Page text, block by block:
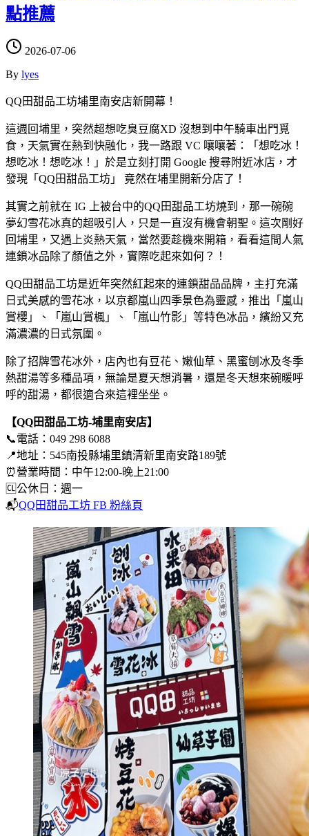
點推薦
2026-07-06
By lyes
QQ田甜品工坊埔里南安店新開幕！
這週回埔里，突然超想吃臭豆腐XD 沒想到中午騎車出門覓
食，天氣實在熱到快融化，我一路跟 VC 嚷嚷著：「想吃冰！
想吃冰！想吃冰！」於是立刻打開 Google 搜尋附近冰店，才
發現「QQ田甜品工坊」 竟然在埔里開新分店了！
其實之前就在 IG 上被台中的QQ田甜品工坊燒到，那一碗碗
夢幻雪花冰真的超吸引人，只是一直沒有機會朝聖。這次剛好
回埔里，又遇上炎熱天氣，當然要趁機來開箱，看看這間人氣
連鎖冰品除了顏值之外，實際吃起來如何？！
QQ田甜品工坊是近年突然紅起來的連鎖甜品品牌，主打充滿
日式美感的雪花冰，以京都嵐山四季景色為靈感，推出「嵐山
賞櫻」、「嵐山賞楓」、「嵐山竹影」等特色冰品，繽紛又充
滿濃濃的日式氛圍。
除了招牌雪花冰外，店內也有豆花、嫩仙草、黑蜜刨冰及冬季
熱甜湯等多種品項，無論是夏天想消暑，還是冬天想來碗暖呼
呼的甜湯，都很適合來這裡坐坐。
【QQ田甜品工坊-埔里南安店】
📞電話：049 298 6088
📍地址：545南投縣埔里鎮清新里南安路189號
⏰營業時間：中午12:00-晚上21:00
🆑公休日：週一
📬QQ田甜品工坊 FB 粉絲頁